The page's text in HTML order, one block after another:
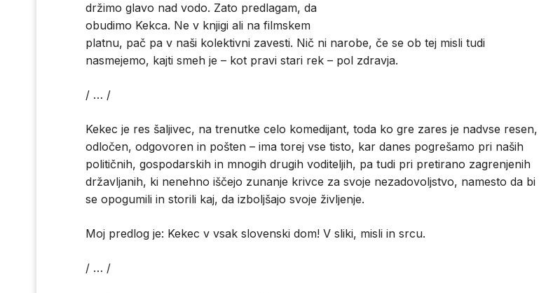
držimo glavo nad vodo. Zato predlagam, da
obudimo Kekca. Ne v knjigi ali na filmskem
platnu, pač pa v naši kolektivni zavesti. Nič ni narobe, če se ob tej misli tudi
nasmejemo, kajti smeh je – kot pravi stari rek – pol zdravja.
/ … /
Kekec je res šaljivec, na trenutke celo komedijant, toda ko gre zares je nadvse resen,
odločen, odgovoren in pošten – ima torej vse tisto, kar danes pogrešamo pri naših
političnih, gospodarskih in mnogih drugih voditeljih, pa tudi pri pretirano zagrenjenih
državljanih, ki nenehno iščejo zunanje krivce za svoje nezadovoljstvo, namesto da bi
se opogumili in storili kaj, da izboljšajo svoje življenje.
Moj predlog je: Kekec v vsak slovenski dom! V sliki, misli in srcu.
/ … /